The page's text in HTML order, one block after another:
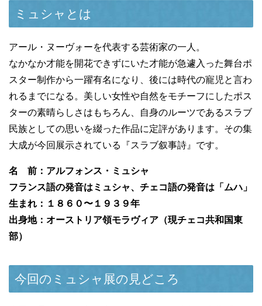
ミュシャとは
アール・ヌーヴォーを代表する芸術家の一人。
なかなか才能を開花できずにいた才能が急遽入った舞台ポ
スター制作から一躍有名になり、後には時代の寵児と言わ
れるまでになる。美しい女性や自然をモチーフにしたポス
ターの素晴らしさはもちろん、自身のルーツであるスラブ
民族としての思いを綴った作品に定評があります。その集
大成が今回展示されている『スラブ叙事詩』です。
名 前：アルフォンス・ミュシャ
フランス語の発音はミュシャ、チェコ語の発音は「ムハ」
生まれ：１８６０〜１９３９年
出身地：オーストリア領モラヴィア（現チェコ共和国東
部）
今回のミュシャ展の見どころ